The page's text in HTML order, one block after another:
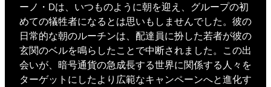
ーノ・Dは、いつものように朝を迎え、グループの初
めての犠牲者になるとは思いもしませんでした。彼の
日常的な朝のルーチンは、配達員に扮した若者が彼の
玄関のベルを鳴らしたことで中断されました。この出
会いが、暗号通貨の急成長する世界に関係する人々を
ターゲットにしたより広範なキャンペーンへと進化す